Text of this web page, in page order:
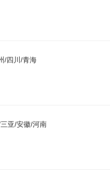
/四川/青海
亚/安徽/河南